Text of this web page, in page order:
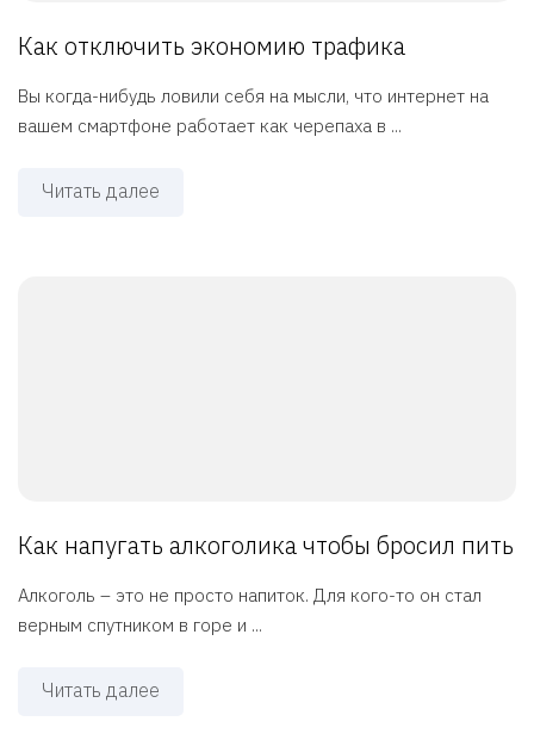
Как отключить экономию трафика
Вы когда-нибудь ловили себя на мысли, что интернет на
вашем смартфоне работает как черепаха в ...
Читать далее
Как напугать алкоголика чтобы бросил пить
Алкоголь – это не просто напиток. Для кого-то он стал
верным спутником в горе и ...
Читать далее